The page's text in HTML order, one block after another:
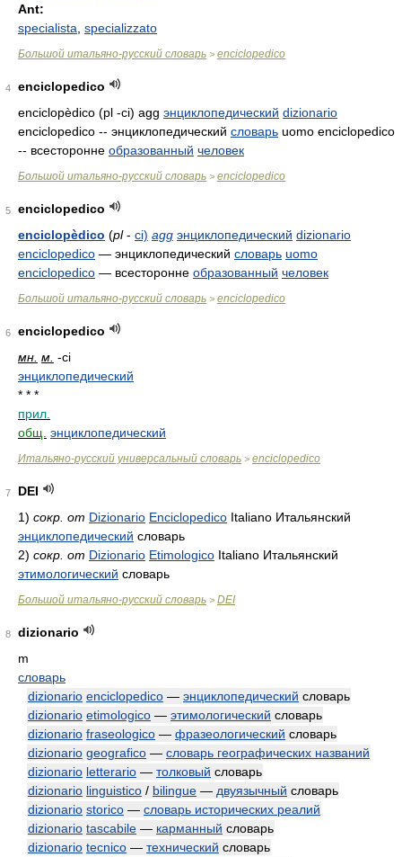
Ant:
specialista specializzato
Большой итальяно-русский словарь > enciclopedico
4
enciclopedico
enciclopèdico (pl -ci) agg энциклопедический dizionario
enciclopedico -- энциклопедический словарь uomo enciclopedico
-- всесторонне образованный человек
Большой итальяно-русский словарь > enciclopedico
5
enciclopedico
enciclopèdico (pl - ci) agg энциклопедический dizionario
enciclopedico — энциклопедический словарь uomo
enciclopedico — всесторонне образованный человек
Большой итальяно-русский словарь > enciclopedico
6
enciclopedico
мн. м. -ci
энциклопедический
* * *
прил.
общ. энциклопедический
Итальяно-русский универсальный словарь > enciclopedico
7
DEI
1) сокр. от Dizionario Enciclopedico Italiano Итальянский
энциклопедический словарь
2) сокр. от Dizionario Etimologico Italiano Итальянский
этимологический словарь
Большой итальяно-русский словарь > DEI
8
dizionario
m
словарь
dizionario enciclopedico — энциклопедический словарь
dizionario etimologico — этимологический словарь
dizionario fraseologico — фразеологический словарь
dizionario geografico — словарь географических названий
dizionario letterario — толковый словарь
dizionario linguistico / bilingue — двуязычный словарь
dizionario storico — словарь исторических реалий
dizionario tascabile — карманный словарь
dizionario tecnico — технический словарь